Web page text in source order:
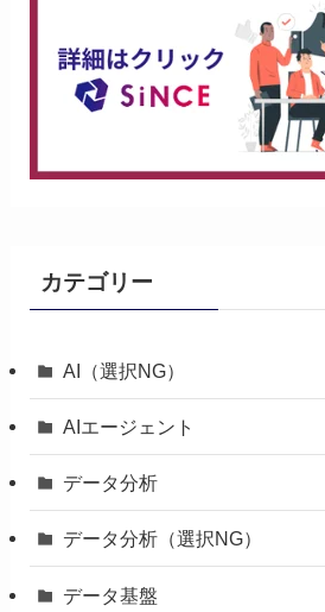
カテゴリー
AI（選択NG）
AIエージェント
データ分析
データ分析（選択NG）
データ基盤